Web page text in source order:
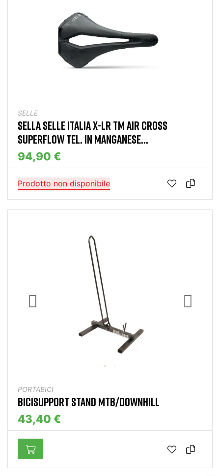
SELLE
SELLA SELLE ITALIA X-LR TM AIR CROSS
SUPERFLOW TEL. IN MANGANESE...
94,90 €
Prodotto non disponibile
PORTABICI
BICISUPPORT STAND MTB/DOWNHILL
43,40 €